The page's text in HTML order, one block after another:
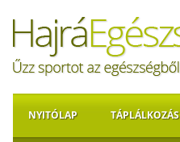
NYITÓLAP TÁPLÁLKOZÁS